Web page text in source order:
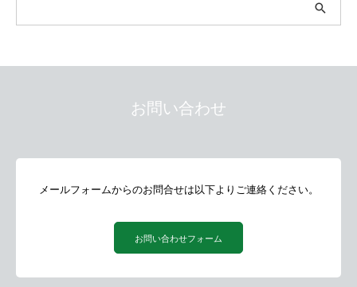
お問い合わせ
メールフォームからのお問合せは以下よりご連絡ください。
お問い合わせフォーム